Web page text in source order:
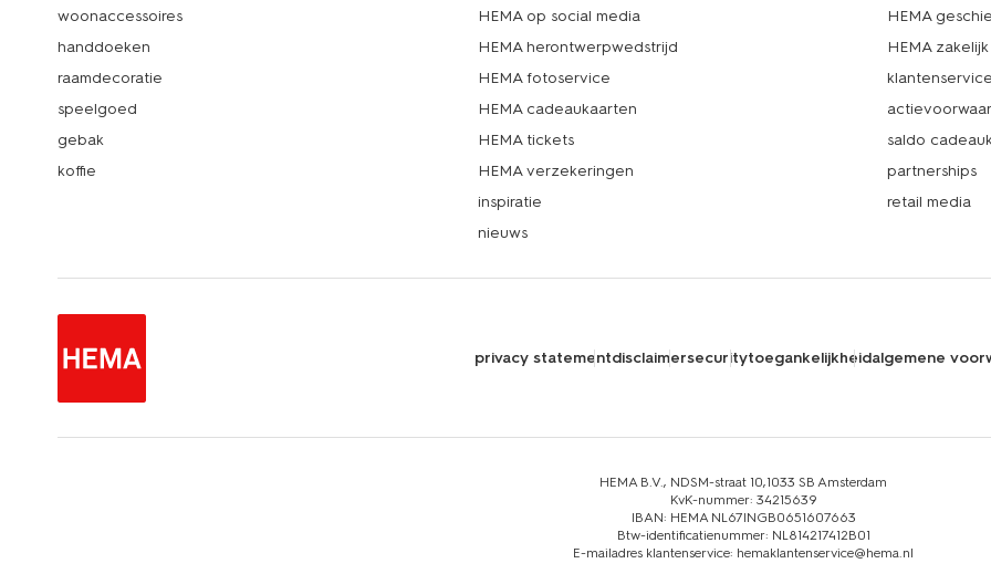
woonaccessoires
handdoeken
raamdecoratie
speelgoed
gebak
koffie
HEMA op social media
HEMA herontwerpwedstrijd
HEMA fotoservice
HEMA cadeaukaarten
HEMA tickets
HEMA verzekeringen
inspiratie
nieuws
HEMA
HEMA zakelijk
klantenservice
saldo
partnerships
retail media
privacy statementdisclaimersecuritytoegankelijkheidalgemene
HEMA B.V., NDSM-straat 10,1033 SB Amsterdam
KvK-nummer: 34215639
IBAN: HEMA NL67INGB0651607663
Btw-identificatienummer: NL814217412B01
E-mailadres klantenservice: hemaklantenservice@hema.nl